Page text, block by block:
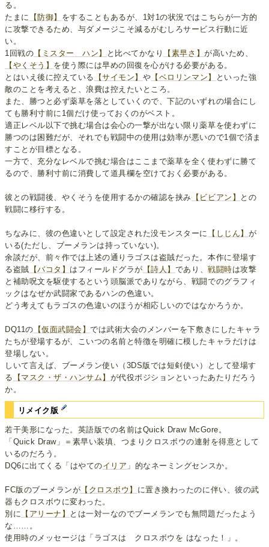
る。
たまに
【防御】 をすることもあるが、1対1の状況ではこちらが一方的
に攻撃できるため、与ダメージこそ減るがむしろサービス行動に近
い。
1回戦の 【ミスター ハン】 と比べてかなり 【素早さ】が高いため、
【やくそう】 を使う際には早めの回復を心がける必要がある。
とはいえ後に控えている
【サイモン】 や 【ベロリンマン】
といった強
敵のことを考えると、浪費は控えたいところ。
また、勝つと必ず薬草を落としていくので、下記のいずれの場合にし
ても勝利寸前に1個だけ使っておくのがベスト。
適正レベル以下で挑む場合は会心の一撃が出ない限り薬草を使わずに
勝つのは困難だが、それでも戦闘中の使用は効率が悪いので1個で済ま
すことが目標となる。
一方で、充分なレベルで挑む場合はここまで薬草を全く使わずに勝て
るので、勝利寸前に消費して道具欄を空けておく必要がある。
彼との戦闘後、やくそうを使用するかの確認を挟み 【ビビアン】
との
戦闘に移行する。
ちなみに、彼の色違いとして設定された没モンスターに 【しじん】 が
いる(ただし、ブーメランは持っていない)。
余談だが、前々作では上述の通りラゴスは盗賊だった。本作に登場す
る盗賊 【バコタ】 はフィールドグラが 【詩人】 であり、戦闘時は攻撃
と補助呪文を駆使するという頭脳派でありながら、戦闘でのグラフィ
ックはなぜか武闘家であるハンの色違い。
どう考えてもラゴスの色違いのほうが相応しいのではなかろうか。
DQ11の 【仮面武闘会】では武術大会のメンバーを下敷きにしたキャラ
たちが登場するが、こいつの名前と特徴を明確に模したキャラだけは
登場しない。
しいて言えば、ブーメラン使い（3DS版では短剣使い）として登場す
る
【マスク・ザ・ハンサム】 が代役ポジションといったあたりだろう
か。
リメイク版
若干美形になった。英語版での名前はQuick Draw McGore。
「Quick Draw」＝素早い装填、つまりクロスボウの連射を得意として
いるのだろう。
DQ6に出てくる「はやてのイリア 」的なネーミングセンスか。
FC版のブーメランが 【クロスボウ】 に置き換わったのに伴い、彼の武
器もクロスボウに変わった。
別に 【アリーナ】
とは一対一なのでブーメランでも無問題だったよう
な……。
使用時のメッセージは「ラゴスは クロスボウを はなった！」。